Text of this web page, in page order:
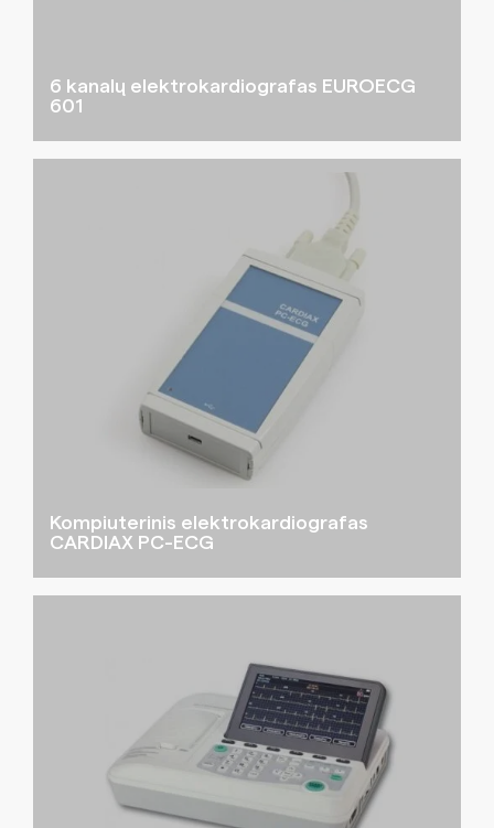
6 kanalų elektrokardiografas EUROECG
601
Kompiuterinis elektrokardiografas
CARDIAX PC-ECG